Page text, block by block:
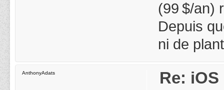
(99 $/an)
Depuis
ni de
Re:
AnthonyAdats